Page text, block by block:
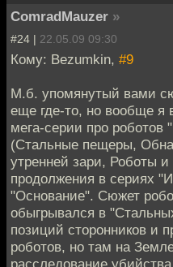
ComradMauzer »
#24 | 22.05.09 09:30
Кому: Bezumkin, #9
М.б. упомянутый вами
еще где-то, но вообще я
мега-серии про роботов
(Стальные пещеры,
утренней зари, Роботы
продолжения в сериях
"Основание". Сюжет
обыгрывался в
позиций сторонников и
роботов, но там на
расследование